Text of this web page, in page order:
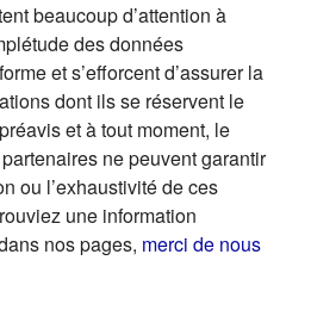
beaucoup d’attention à
des données
et s’efforcent d’assurer la
dont ils se réservent le
et à tout moment, le
ne peuvent garantir
ou l’exhaustivité de ces
une information
nos pages, merci de nous
un nouvel onglet)